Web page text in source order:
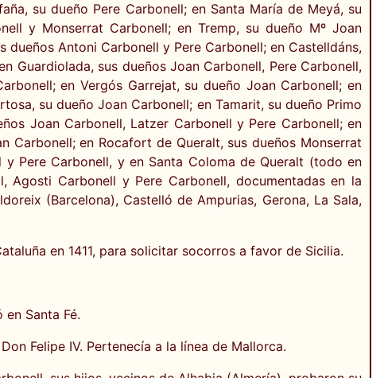
su dueño Pere Carbonell; en Santa María de Meyá, su
y Monserrat Carbonell; en Tremp, su dueño Mº Joan
Antoni Carbonell y Pere Carbonell; en Castelldáns,
Guardiolada, sus dueños Joan Carbonell, Pere Carbonell,
en Vergós Garrejat, su dueño Joan Carbonell; en
su dueño Joan Carbonell; en Tamarit, su dueño Primo
Joan Carbonell, Latzer Carbonell y Pere Carbonell; en
Carbonell; en Rocafort de Queralt, sus dueños Monserrat
Pere Carbonell, y en Santa Coloma de Queralt (todo en
Agosti Carbonell y Pere Carbonell, documentadas en la
(Barcelona), Castelló de Ampurias, Gerona, La Sala,
en 1411, para solicitar socorros a favor de Sicilia.
Santa Fé.
Felipe IV. Pertenecía a la línea de Mallorca.